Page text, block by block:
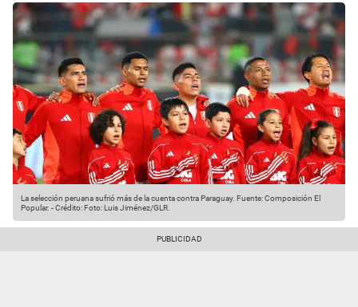
La selección peruana sufrió más de la cuenta contra Paraguay. Fuente: Composición El
Popular. -Crédito: Foto: Luis Jiménez/GLR.